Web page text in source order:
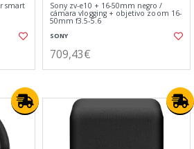
smart Sony zv-e10 + 16-50mm negro /
cámara vlogging + objetivo zoom 16-
50mm f3.5-5.6
SONY
709,43€